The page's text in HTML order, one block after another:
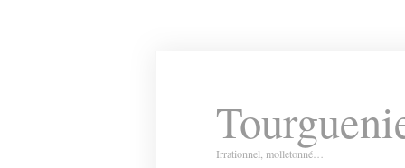
Irrationnel, molletonné…